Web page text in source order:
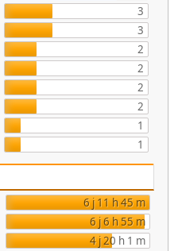
3
3
2
2
2
2
1
1
6 j 11 h 45 m
6 j 6 h 55 m
4 j 20 h 1 m